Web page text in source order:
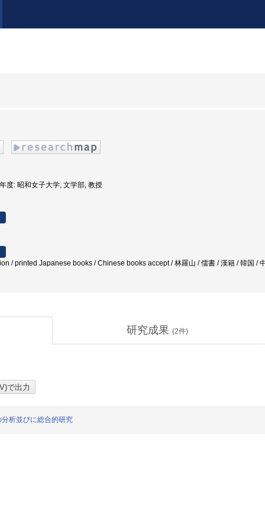
度: 昭和女子大学, 文学部, 教授
/ printed Japanese books / Chinese books accept / 林羅山 / 儒書 / 漢籍 / 韓国 /
研究成果 (2件)
析並びに総合的研究